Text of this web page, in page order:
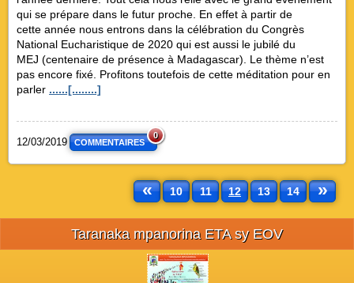
qui se prépare dans le futur proche. En effet à partir de
cette année nous entrons dans la célébration du Congrès
National Eucharistique de 2020 qui est aussi le jubilé du
MEJ (centenaire de présence à Madagascar). Le thème n’est
pas encore fixé. Profitons toutefois de cette méditation pour en
parler ......[........]
12/03/2019 COMMENTAIRES
0
« 10 11 12 13 14 »
Taranaka mpanorina ETA sy EOV